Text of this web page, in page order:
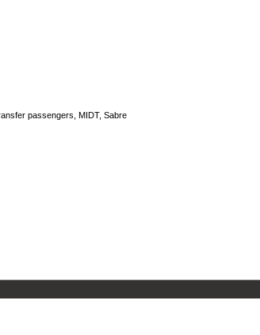
passengers, MIDT, Sabre